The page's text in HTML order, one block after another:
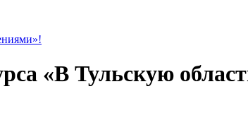
«В Тульскую